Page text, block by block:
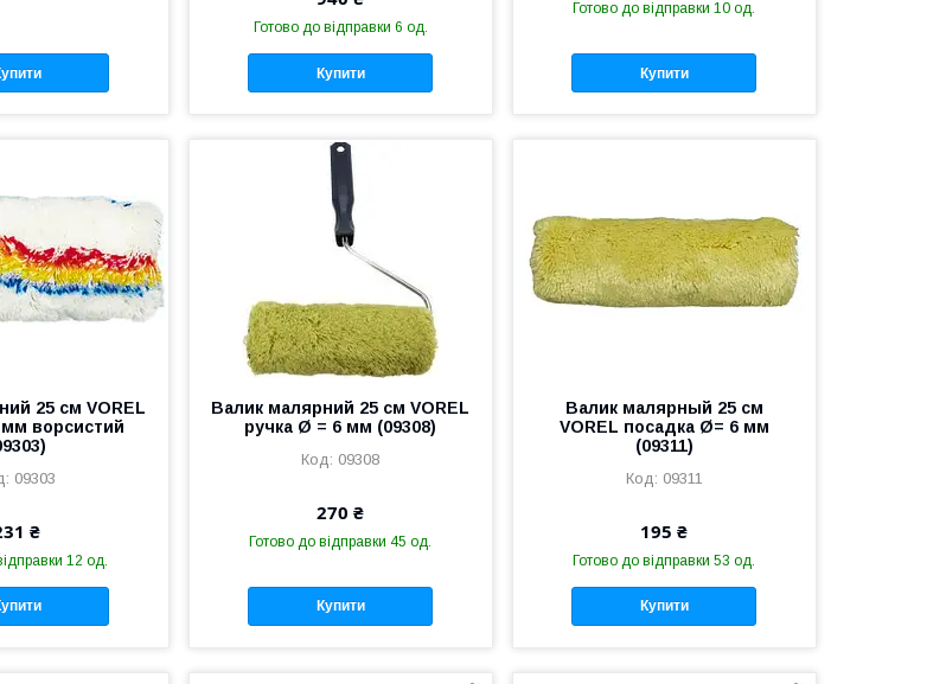
Готово до відправки 6 од.
Купити
Готово до відправки 10 од.
Купити
25 см VOREL
ворсистий
09303
₴
12 од.
Валик малярний 25 см VOREL
ручка Ø = 6 мм (09308)
09308
270 ₴
Готово до відправки 45 од.
Купити
Валик малярный 25 см
VOREL посадка Ø= 6 мм
(09311)
09311
195 ₴
Готово до відправки 53 од.
Купити